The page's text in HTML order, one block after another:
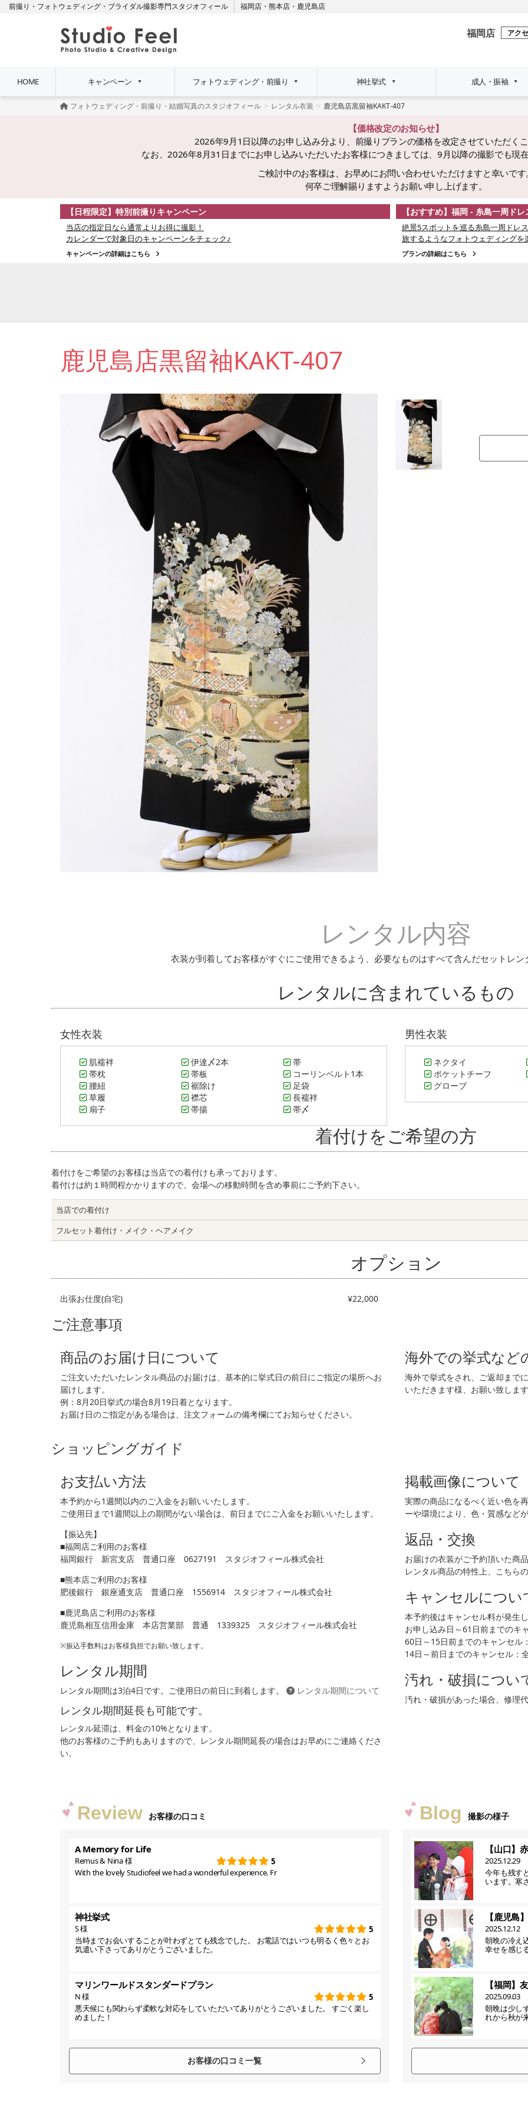
前撮り・フォトウェディング・ブライダル撮影専門スタジオフィール 福岡店 ・ 熊本店 ・ 鹿児島店
福岡店 アク
HOME キャンペーン フォトウェディング・前撮り 神社挙式 成人・振袖
フォトウェディング・前撮り・結婚写真のスタジオフィール レンタル衣装 鹿児島店黒留袖KAKT-407
【価格改定のお知らせ】
2026年9月1日以降のお申し込み分より、前撮りプランの価格を改定させていただくこ
なお、2026年8月31日までにお申し込みいただいたお客様につきましては、9月以降の撮影でも現
ご検討中のお客様は、お早めにお問い合わせいただけますと幸いです
何卒ご理解賜りますようお願い申し上げます。
【日程限定】特別前撮りキャンペーン
当店の指定日なら通常よりお得に撮影！
カレンダーで対象日のキャンペーンをチェック♪
キャンペーンの詳細はこちら
【おすすめ】福岡 - 糸島一周ド
絶景5スポットを巡る糸島一周ドレ
旅するようなフォトウェディングを
プランの詳細はこちら
鹿児島店黒留袖KAKT-407
レンタル内容
衣装が到着してお客様がすぐにご使用できるよう、必要なものはすべて含んだセットレン
レンタルに含まれているもの
女性衣装
肌襦袢 伊達〆2本
帯
帯枕
帯板
コーリンベルト1本
腰紐
裾除け
足袋
草履
襟芯
長襦袢
扇子
帯揚 帯〆
男性衣装
ネクタイ
ポケットチーフ
グローブ
着付けをご希望の方
着付けをご希望のお客様は当店での着付けも承っております。
着付けは約１時間程かかりますので、会場への移動時間を含め事前にご予約下さい。
当店での着付け
フルセット着付け・メイク・ヘアメイク
オプション
出張お仕度(自宅) ¥22,000
ご注意事項
商品のお届け日について
ご注文いただいたレンタル商品のお届けは、基本的に挙式日の前日にご指定の場所へお
届けします。
例：8月20日挙式の場合8月19日着となります。
お届け日のご指定がある場合は、注文フォームの備考欄にてお知らせください。
海外での挙式など
海外で挙式をされ、ご返却まで
いただきます様、お願い致します
ショッピングガイド
お支払い方法
本予約から1週間以内のご入金をお願いいたします。
ご使用日まで1週間以上の期間がない場合は、前日までにご入金をお願いいたします。
【振込先】
■福岡店ご利用のお客様
福岡銀行 新宮支店 普通口座 0627191 スタジオフィール株式会社
■熊本店ご利用のお客様
肥後銀行 銀座通支店 普通口座 1556914 スタジオフィール株式会社
■鹿児島店ご利用のお客様
鹿児島相互信用金庫 本店営業部 普通 1339325 スタジオフィール株式会社
※振込手数料はお客様負担でお願い致します。
レンタル期間
レンタル期間は3泊4日です。ご使用日の前日に到着します。 レンタル期間について
レンタル期間延長も可能です。
レンタル延滞は、料金の10%となります。
他のお客様のご予約もありますので、レンタル期間延長の場合はお早めにご連絡くださ
い。
掲載画像について
実際の商品になるべく近い色を
ーや環境により、色・質感など
返品・交換
お届けの衣装がご予約頂いた商
レンタル商品の特性上、こちら
キャンセルについ
本予約後はキャンセル料が発生し
お申し込み日～61日前までのキ
60日～15日前までのキャンセル
14日～前日までのキャンセル：
汚れ・破損につい
汚れ・破損があった場合、修理
Review お客様の口コミ
A Memory for Life
Remus & Nina 様
5
With the lovely Studiofeel we had a wonderful experience. Fr
神社挙式
S 様
5
当時までお会いすることが叶わずとても残念でした。 お電話ではいつも明るく色々とお
気遣い下さってありがとうございました。
マリンワールドスタンダードプラン
N 様
5
悪天候にも関わらず柔軟な対応をしていただいてありがとうございました。 すごく楽し
めました！
お客様の口コミ一覧
Blog 撮影の様子
【山口】
2025.12.29
今年も残す
います。寒
【鹿児島
2025.12.12
朝晩の冷え
幸せを感じ
【福岡】
2025.09.03
朝晩は少し
れから秋が